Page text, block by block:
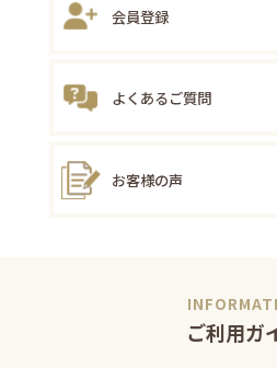
会員登録
よくあるご質問
お客様の声
ご利用ガ